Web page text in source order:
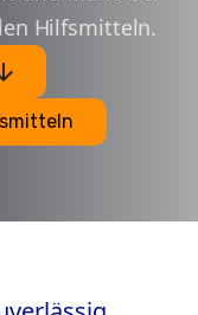
Hilfsmitteln.